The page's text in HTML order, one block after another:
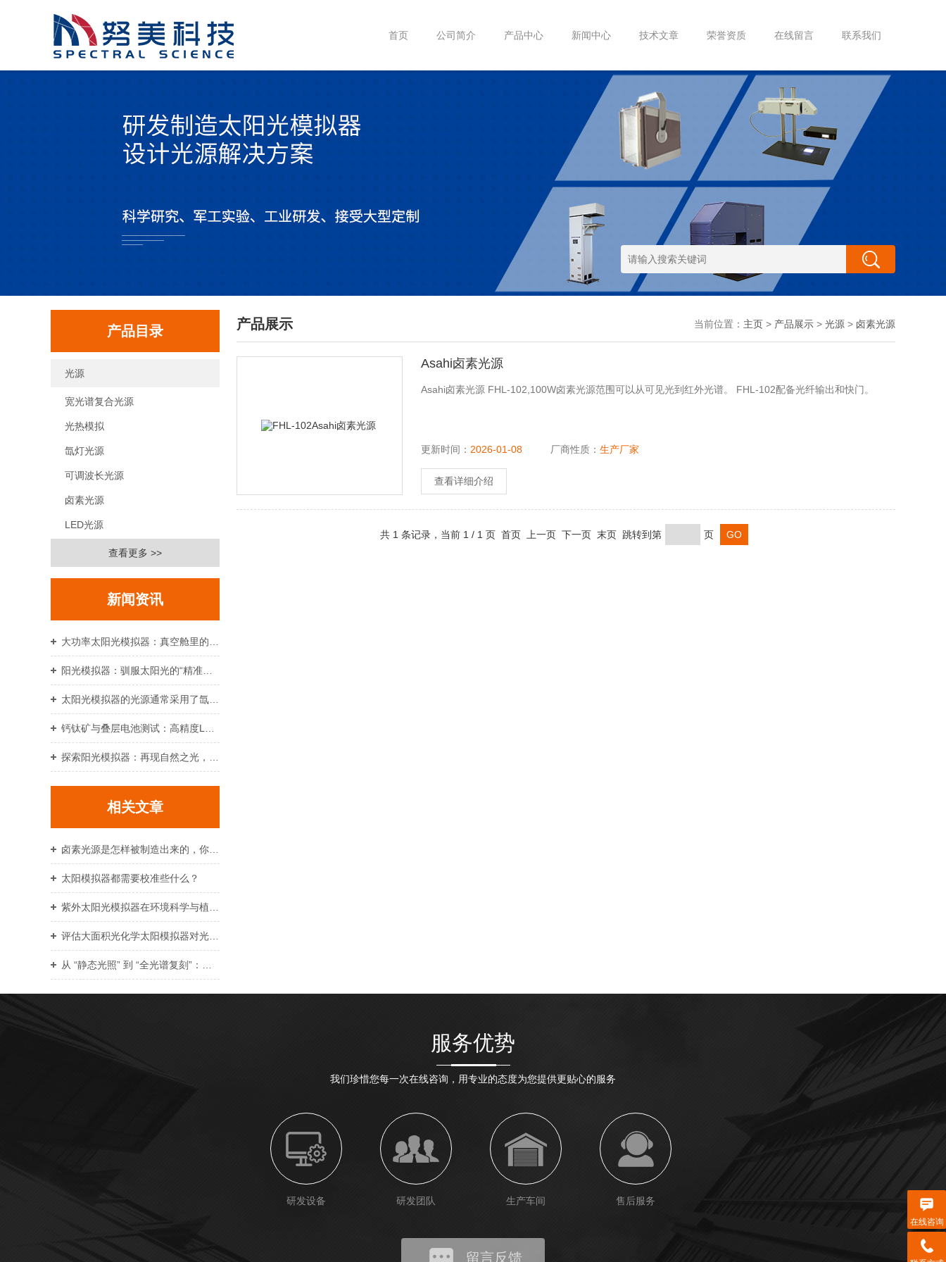
首页 公司简介 产品中心 新闻中心 技术文章 荣誉资质 在线留言 联系我们
产品目录
光源
宽光谱复合光源
光热模拟
氙灯光源
可调波长光源
卤素光源
LED光源
查看更多 >>
新闻资讯
相关文章
太阳模拟器都需要校准些什么？
产品展示 当前位置： 主页 > 产品展示 > 光源 > 卤素光源
Asahi卤素光源
Asahi卤素光源 FHL-102,100W卤素光源范围可以从可见光到红外光谱。 FHL-102配备光纤输出和快门。
更新时间： 2026-01-08 厂商性质： 生产厂家
查看详细介绍
共 1 条记录，当前 1 / 1 页 首页 上一页 下一页 末页 跳转到第 页
服务优势
我们珍惜您每一次在线咨询，用专业的态度为您提供更贴心的服务
研发设备 研发团队 生产车间 售后服务
留言反馈
在线咨询